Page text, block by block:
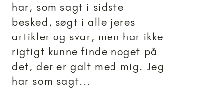
har, som sagt i sidste
besked, søgt i alle jeres
artikler og svar, men har ikke
rigtigt kunne finde noget på
det, der er galt med mig. Jeg
har som sagt...